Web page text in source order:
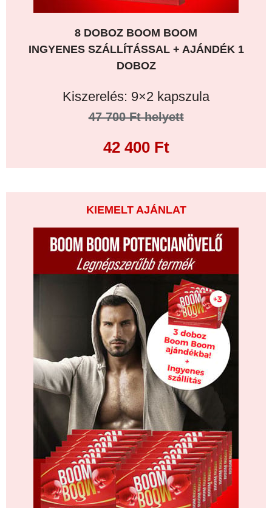
8 DOBOZ BOOM BOOM
INGYENES SZÁLLÍTÁSSAL + AJÁNDÉK 1
DOBOZ
Kiszerelés: 9×2 kapszula
47 700 Ft helyett
42 400 Ft
KIEMELT AJÁNLAT